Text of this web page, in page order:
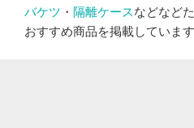
バケツ ・ 隔離ケースなどなど
おすすめ商品を掲載しています